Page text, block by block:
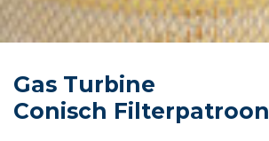
Gas Turbine
Conisch Filterpatroon